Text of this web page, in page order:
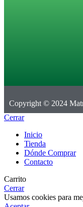
Copyright © 2024
Cerrar
Inicio
Tienda
Dónde Comprar
Contacto
Carrito
Cerrar
Usamos cookies para